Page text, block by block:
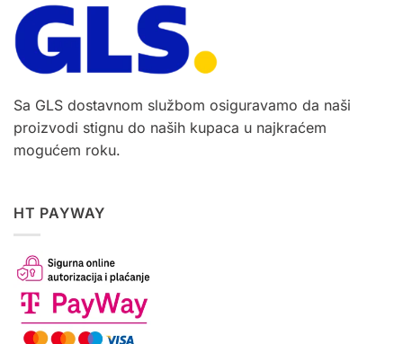
Sa GLS dostavnom službom osiguravamo da naši
proizvodi stignu do naših kupaca u najkraćem
mogućem roku.
HT PAYWAY